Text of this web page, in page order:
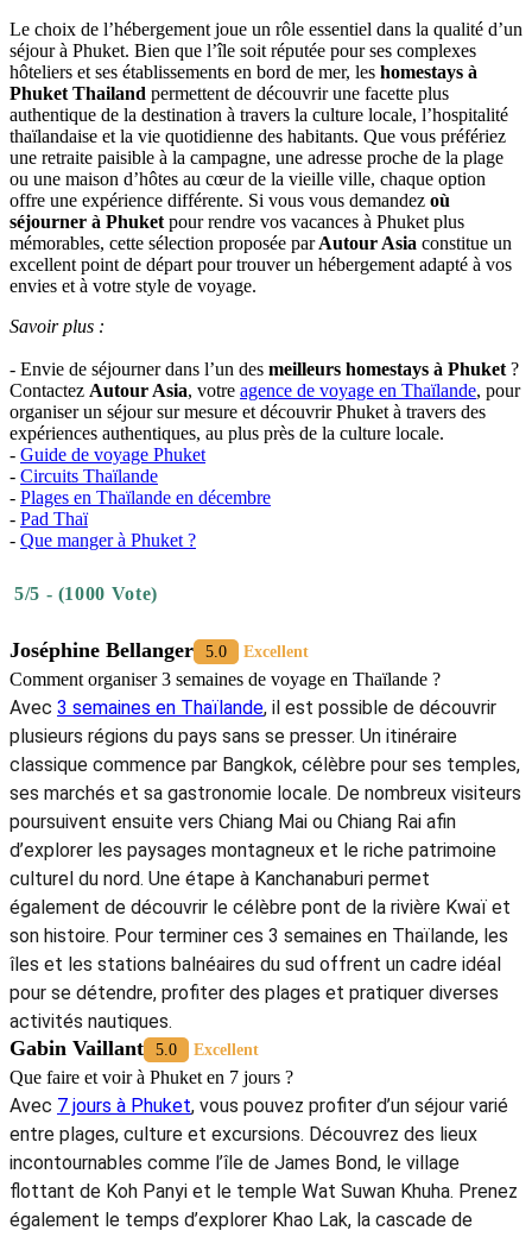
séjourner
Phuket
?
Découvrez
Ratanaporn
Green
Phuket
Son emplacement permet également de rejoindre facilement
l’aéroport international de Phuket ainsi que plusieurs sites d’intérêt
Beach, Wat Phra Thong ou encore le Phuket Elephant Care
Sanctuary. Parmi les
parking privé, son jardin verdoyant et son atmosphère calme, idéale
pour un séjour reposant.
Le choix de l’hébergement joue un rôle essentiel dans la qualité d’un
séjour à Phuket. Bien que l’île soit réputée pour ses complexes
hôteliers et ses établissements en bord de mer, leshomestays à
Phuket Thailand
permettent de découvrir une facette plus
authentique de la destination à travers la culture locale, l’hospitalité
thaïlandaise et la vie quotidienne des habitants. Que vous préfériez
une retraite paisible à la campagne, une adresse proche de la plage
ou une maison d’hôtes au cœur de la vieille ville, chaque option
offre une expérience différente. Si vous vous demandezoù
séjourner à Phuketpour rendre vos vacances à Phuket plus
mémorables, cette sélection proposée parAutour Asiaconstitue un
excellent point de départ pour trouver un hébergement adapté à vos
envies et à votre style de voyage.
Savoir plus :
- Envie de séjourner dans l’un des
ContactezAutour Asia, votre agence de voyage en Thaïlande
organiser un séjour sur mesure et découvrir Phuket à travers des
expériences authentiques, au plus près de la culture locale.
-Guide de voyage Phuket
-Circuits Thaïlande
-Plages en Thaïlande en décembre
-Pad Thaï
-Que manger à Phuket ?